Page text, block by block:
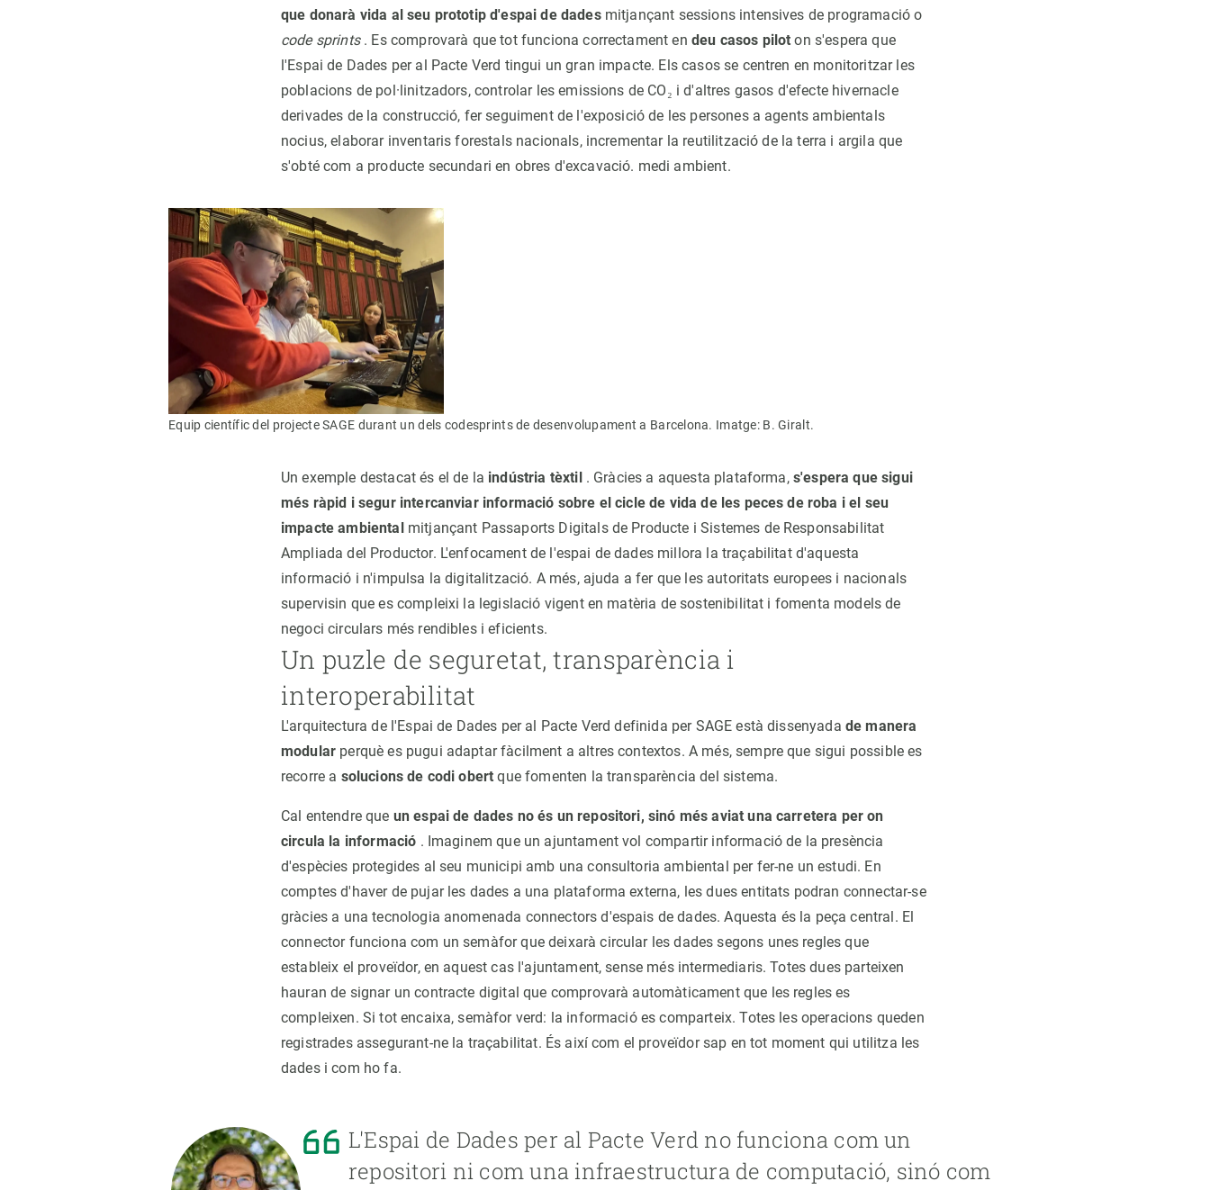
que donarà vida al seu prototip d'espai de dadesmitjançant sessions intensives de programació o
code sprints. Es comprovarà que tot funciona correctament en deu casos pilot on s'espera que
l'Espai de Dades per al Pacte Verd tingui un gran impacte. Els casos se centren en monitoritzar les
poblacions de pol·linitzadors, controlar les emissions de CO₂ i d'altres gasos d'efecte hivernacle
derivades de la construcció, fer seguiment de l'exposició de les persones a agents ambientals
nocius, elaborar inventaris forestals nacionals, incrementar la reutilització de la terra i argila que
s'obté com a producte secundari en obres d'excavació. medi ambient.
Equip científic del projecte SAGE durant un dels codesprints de desenvolupament a Barcelona. Imatge: B. Giralt.
Un exemple destacat és el de la indústria tèxtil . Gràcies a aquesta plataforma, s'espera que sigui
més ràpid i segur intercanviar informació sobre el cicle de vida de les peces de roba i el seu
impacte ambiental mitjançant Passaports Digitals de Producte i Sistemes de Responsabilitat
Ampliada del Productor. L'enfocament de l'espai de dades millora la traçabilitat d'aquesta
informació i n'impulsa la digitalització. A més, ajuda a fer que les autoritats europees i nacionals
supervisin que es compleixi la legislació vigent en matèria de sostenibilitat i fomenta models de
negoci circulars més rendibles i eficients.
Un puzle de seguretat, transparència i
interoperabilitat
L'arquitectura de l'Espai de Dades per al Pacte Verd definida per SAGE està dissenyada de manera
modular perquè es pugui adaptar fàcilment a altres contextos. A més, sempre que sigui possible es
recorre a solucions de codi obert que fomenten la transparència del sistema.
Cal entendre que un espai de dades no és un repositori, sinó més aviat una carretera per on
circula la informació . Imaginem que un ajuntament vol compartir informació de la presència
d'espècies protegides al seu municipi amb una consultoria ambiental per fer-ne un estudi. En
comptes d'haver de pujar les dades a una plataforma externa, les dues entitats podran connectar-se
gràcies a una tecnologia anomenada connectors d'espais de dades. Aquesta és la peça central. El
connector funciona com un semàfor que deixarà circular les dades segons unes regles que
estableix el proveïdor, en aquest cas l'ajuntament, sense més intermediaris. Totes dues parteixen
hauran de signar un contracte digital que comprovarà automàticament que les regles es
compleixen. Si tot encaixa, semàfor verd: la informació es comparteix. Totes les operacions queden
registrades assegurant-ne la traçabilitat. És així com el proveïdor sap en tot moment qui utilitza les
dades i com ho fa.
L'Espai de Dades per al Pacte Verd no funciona com un
repositori ni com una infraestructura de computació, sinó com